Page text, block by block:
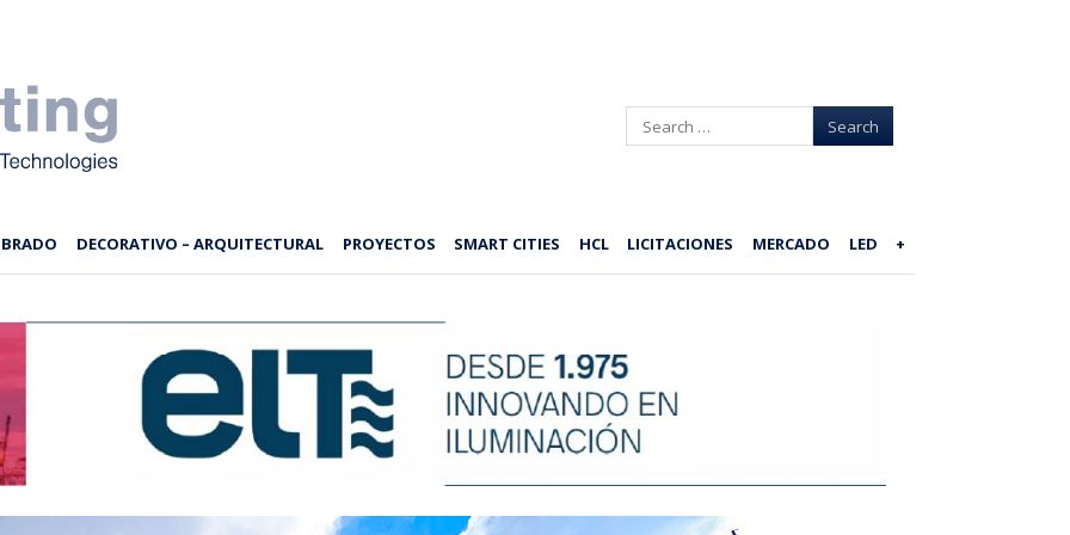
Search
DECORATIVO – ARQUITECTURAL PROYECTOS SMART CITIES HCL LICITACIONES MERCADO LED +